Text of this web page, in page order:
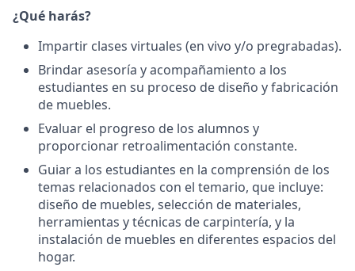
¿Qué harás?
Impartir clases virtuales (en vivo y/o pregrabadas).
Brindar asesoría y acompañamiento a los
estudiantes en su proceso de diseño y fabricación
de muebles.
Evaluar el progreso de los alumnos y
proporcionar retroalimentación constante.
Guiar a los estudiantes en la comprensión de los
temas relacionados con el temario, que incluye:
diseño de muebles, selección de materiales,
herramientas y técnicas de carpintería, y la
instalación de muebles en diferentes espacios del
hogar.